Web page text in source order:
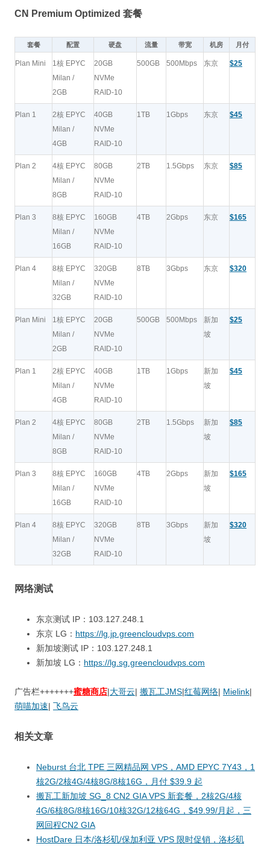
CN Premium Optimized 套餐
套餐 配置 硬盘 流量 带宽 机房 月付
Plan Mini
1核 EPYC
Milan /
2GB
20GB
NVMe
RAID-10
500GB 500Mbps 东京 $25
Plan 1
2核 EPYC
Milan /
4GB
40GB
NVMe
RAID-10
1TB 1Gbps 东京 $45
Plan 2
4核 EPYC
Milan /
8GB
80GB
NVMe
RAID-10
2TB 1.5Gbps 东京 $85
Plan 3
8核 EPYC
Milan /
16GB
160GB
NVMe
RAID-10
4TB 2Gbps 东京 $165
Plan 4
8核 EPYC
Milan /
32GB
320GB
NVMe
RAID-10
8TB 3Gbps 东京 $320
Plan Mini
1核 EPYC
Milan /
2GB
20GB
NVMe
RAID-10
500GB 500Mbps
新加
坡
$25
Plan 1
2核 EPYC
Milan /
4GB
40GB
NVMe
RAID-10
1TB 1Gbps
新加
坡
$45
Plan 2
4核 EPYC
Milan /
8GB
80GB
NVMe
RAID-10
2TB 1.5Gbps
新加
坡
$85
Plan 3
8核 EPYC
Milan /
16GB
160GB
NVMe
RAID-10
4TB 2Gbps
新加
坡
$165
Plan 4
8核 EPYC
Milan /
32GB
320GB
NVMe
RAID-10
8TB 3Gbps
新加
坡
$320
网络测试
东京测试 IP：103.127.248.1
东京 LG： https://lg.jp.greencloudvps.com
新加坡测试 IP：103.127.248.1
新加坡 LG： https://lg.sg.greencloudvps.com
广告栏+++++++蜜糖商店|大哥云| 搬瓦工JMS|红莓网络| Mielink|
萌喵加速| 飞鸟云
相关文章
Neburst 台北 TPE 三网精品网 VPS，AMD EPYC 7Y43，1
核2G/2核4G/4核8G/8核16G，月付 $39.9 起
搬瓦工新加坡 SG_8 CN2 GIA VPS 新套餐，2核2G/4核
4G/6核8G/8核16G/10核32G/12核64G，$49.99/月起，三
网回程CN2 GIA
HostDare 日本/洛杉矶/保加利亚 VPS 限时促销，洛杉矶